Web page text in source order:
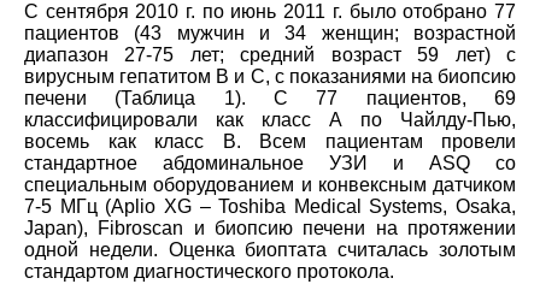
С сентября 2010 г. по июнь 2011 г. было отобрано 77
пациентов (43 мужчин и 34 женщин; возрастной
диапазон 27-75 лет; средний возраст 59 лет) с
вирусным гепатитом В и С, с показаниями на биопсию
печени (Таблица 1). С 77 пациентов, 69
классифицировали как класс А по Чайлду-Пью,
восемь как класс В. Всем пациентам провели
стандартное абдоминальное УЗИ и ASQ со
специальным оборудованием и конвексным датчиком
7-5 МГц (Aplio XG – Toshiba Medical Systems, Osaka,
Japan), Fibroscan и биопсию печени на протяжении
одной недели. Оценка биоптата считалась золотым
стандартом диагностического протокола.